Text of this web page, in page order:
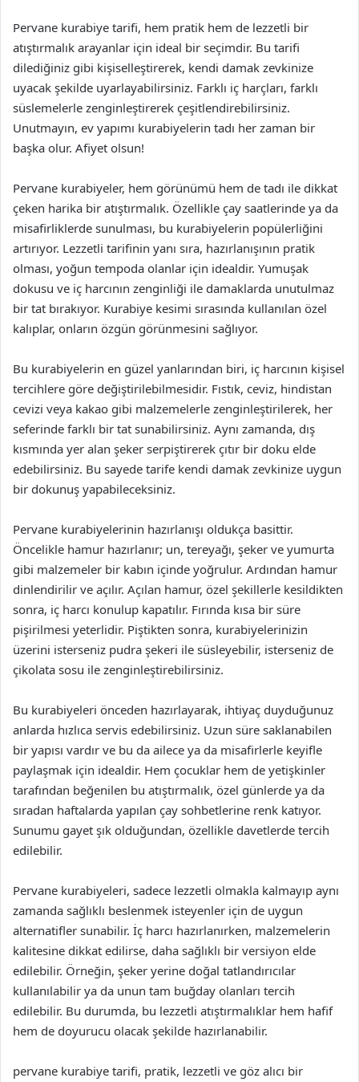
Pervane kurabiye tarifi, hem pratik hem de lezzetli bir
atıştırmalık arayanlar için ideal bir seçimdir. Bu tarifi
dilediğiniz gibi kişiselleştirerek, kendi damak zevkinize
uyacak şekilde uyarlayabilirsiniz. Farklı iç harçları, farklı
süslemelerle zenginleştirerek çeşitlendirebilirsiniz.
Unutmayın, ev yapımı kurabiyelerin tadı her zaman bir
başka olur. Afiyet olsun!
Pervane kurabiyeler, hem görünümü hem de tadı ile dikkat
çeken harika bir atıştırmalık. Özellikle çay saatlerinde ya da
misafirliklerde sunulması, bu kurabiyelerin popülerliğini
artırıyor. Lezzetli tarifinin yanı sıra, hazırlanışının pratik
olması, yoğun tempoda olanlar için idealdir. Yumuşak
dokusu ve iç harcının zenginliği ile damaklarda unutulmaz
bir tat bırakıyor. Kurabiye kesimi sırasında kullanılan özel
kalıplar, onların özgün görünmesini sağlıyor.
Bu kurabiyelerin en güzel yanlarından biri, iç harcının kişisel
tercihlere göre değiştirilebilmesidir. Fıstık, ceviz, hindistan
cevizi veya kakao gibi malzemelerle zenginleştirilerek, her
seferinde farklı bir tat sunabilirsiniz. Aynı zamanda, dış
kısmında yer alan şeker serpiştirerek çıtır bir doku elde
edebilirsiniz. Bu sayede tarife kendi damak zevkinize uygun
bir dokunuş yapabileceksiniz.
Pervane kurabiyelerinin hazırlanışı oldukça basittir.
Öncelikle hamur hazırlanır; un, tereyağı, şeker ve yumurta
gibi malzemeler bir kabın içinde yoğrulur. Ardından hamur
dinlendirilir ve açılır. Açılan hamur, özel şekillerle kesildikten
sonra, iç harcı konulup kapatılır. Fırında kısa bir süre
pişirilmesi yeterlidir. Piştikten sonra, kurabiyelerinizin
üzerini isterseniz pudra şekeri ile süsleyebilir, isterseniz de
çikolata sosu ile zenginleştirebilirsiniz.
Bu kurabiyeleri önceden hazırlayarak, ihtiyaç duyduğunuz
anlarda hızlıca servis edebilirsiniz. Uzun süre saklanabilen
bir yapısı vardır ve bu da ailece ya da misafirlerle keyifle
paylaşmak için idealdir. Hem çocuklar hem de yetişkinler
tarafından beğenilen bu atıştırmalık, özel günlerde ya da
sıradan haftalarda yapılan çay sohbetlerine renk katıyor.
Sunumu gayet şık olduğundan, özellikle davetlerde tercih
edilebilir.
Pervane kurabiyeleri, sadece lezzetli olmakla kalmayıp aynı
zamanda sağlıklı beslenmek isteyenler için de uygun
alternatifler sunabilir. İç harcı hazırlanırken, malzemelerin
kalitesine dikkat edilirse, daha sağlıklı bir versiyon elde
edilebilir. Örneğin, şeker yerine doğal tatlandırıcılar
kullanılabilir ya da unun tam buğday olanları tercih
edilebilir. Bu durumda, bu lezzetli atıştırmalıklar hem hafif
hem de doyurucu olacak şekilde hazırlanabilir.
pervane kurabiye tarifi, pratik, lezzetli ve göz alıcı bir